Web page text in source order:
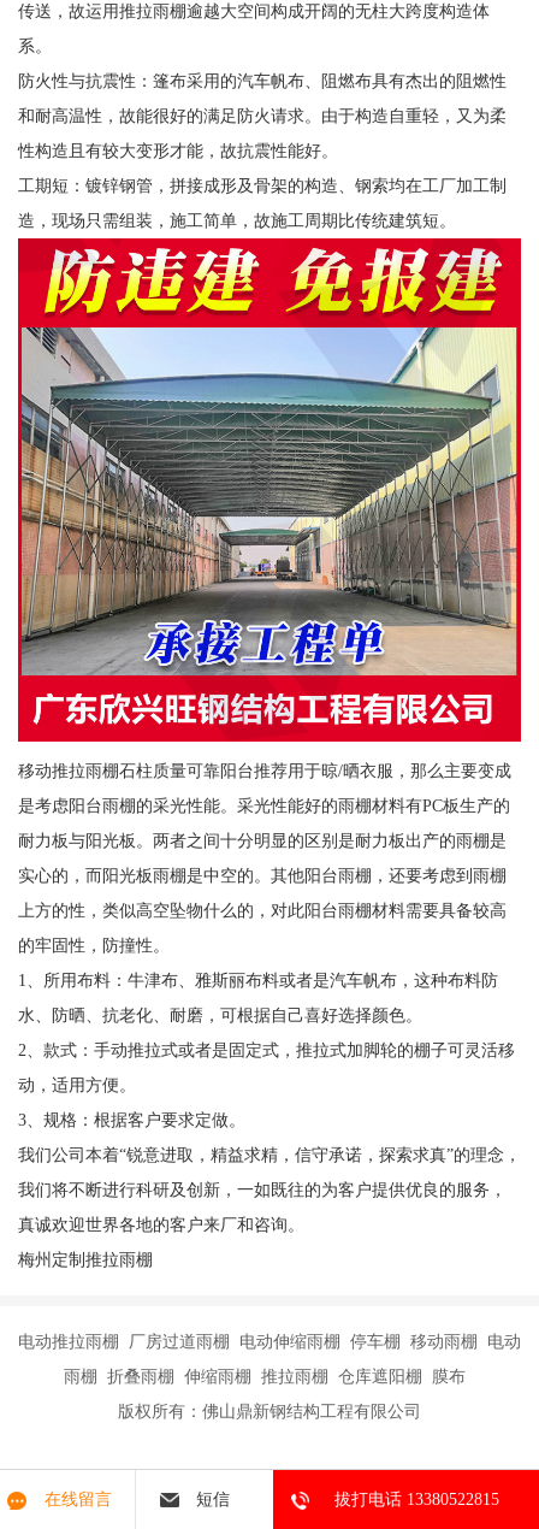
传送，故运用推拉雨棚逾越大空间构成开阔的无柱大跨度构造体
系。
防火性与抗震性：篷布采用的汽车帆布、阻燃布具有杰出的阻燃性
和耐高温性，故能很好的满足防火请求。由于构造自重轻，又为柔
性构造且有较大变形才能，故抗震性能好。
工期短：镀锌钢管，拼接成形及骨架的构造、钢索均在工厂加工制
造，现场只需组装，施工简单，故施工周期比传统建筑短。
移动推拉雨棚石柱质量可靠阳台推荐用于晾/晒衣服，那么主要变成
是考虑阳台雨棚的采光性能。采光性能好的雨棚材料有PC板生产的
耐力板与阳光板。两者之间十分明显的区别是耐力板出产的雨棚是
实心的，而阳光板雨棚是中空的。其他阳台雨棚，还要考虑到雨棚
上方的性，类似高空坠物什么的，对此阳台雨棚材料需要具备较高
的牢固性，防撞性。
1、所用布料：牛津布、雅斯丽布料或者是汽车帆布，这种布料防
水、防晒、抗老化、耐磨，可根据自己喜好选择颜色。
2、款式：手动推拉式或者是固定式，推拉式加脚轮的棚子可灵活移
动，适用方便。
3、规格：根据客户要求定做。
我们公司本着“锐意进取，精益求精，信守承诺，探索求真”的理念，
我们将不断进行科研及创新，一如既往的为客户提供优良的服务，
真诚欢迎世界各地的客户来厂和咨询。
梅州定制推拉雨棚
电动推拉雨棚 厂房过道雨棚 电动伸缩雨棚 停车棚 移动雨棚 电动
雨棚 折叠雨棚 伸缩雨棚 推拉雨棚 仓库遮阳棚 膜布
版权所有：佛山鼎新钢结构工程有限公司
在线留言 短信 拔打电话 13380522815